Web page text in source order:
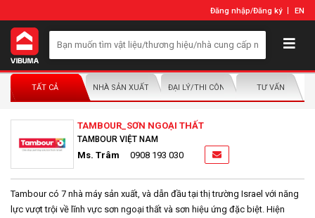
Đăng nhập/Đăng ký EN
TẤT CẢ NHÀ SẢN XUẤT/NHÀ PHÂN PHỐIĐẠI LÝ/THI CÔNG LẮP ĐẶTTƯ VẤN
TAMBOUR_SƠN NGOẠI THẤT
TAMBOUR VIỆT NAM
Ms. Trâm 0908 193 030
Tambour có 7 nhà máy sản xuất, và dẫn đầu tại thị trường Israel với năng
lực vượt trội về lĩnh vực sơn ngoại thất và sơn hiệu ứng đặc biệt. Hiện